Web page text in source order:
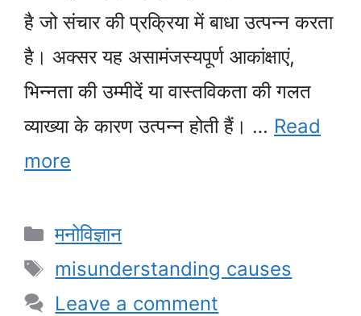
है जो संचार की प्रक्रिया में बाधा उत्पन्न करता
है। अक्सर यह असामंजस्यपूर्ण आकांक्षाएं,
भिन्नता की उम्मीदें या वास्तविकता की गलत
व्याख्या के कारण उत्पन्न होती हैं। … Read
more
Categories
मनोविज्ञान
Tags
misunderstanding causes
Leave a comment